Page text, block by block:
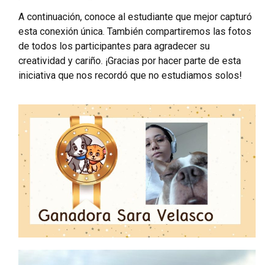
A continuación, conoce al estudiante que mejor capturó
esta conexión única. También compartiremos las fotos
de todos los participantes para agradecer su
creatividad y cariño. ¡Gracias por hacer parte de esta
iniciativa que nos recordó que no estudiamos solos!